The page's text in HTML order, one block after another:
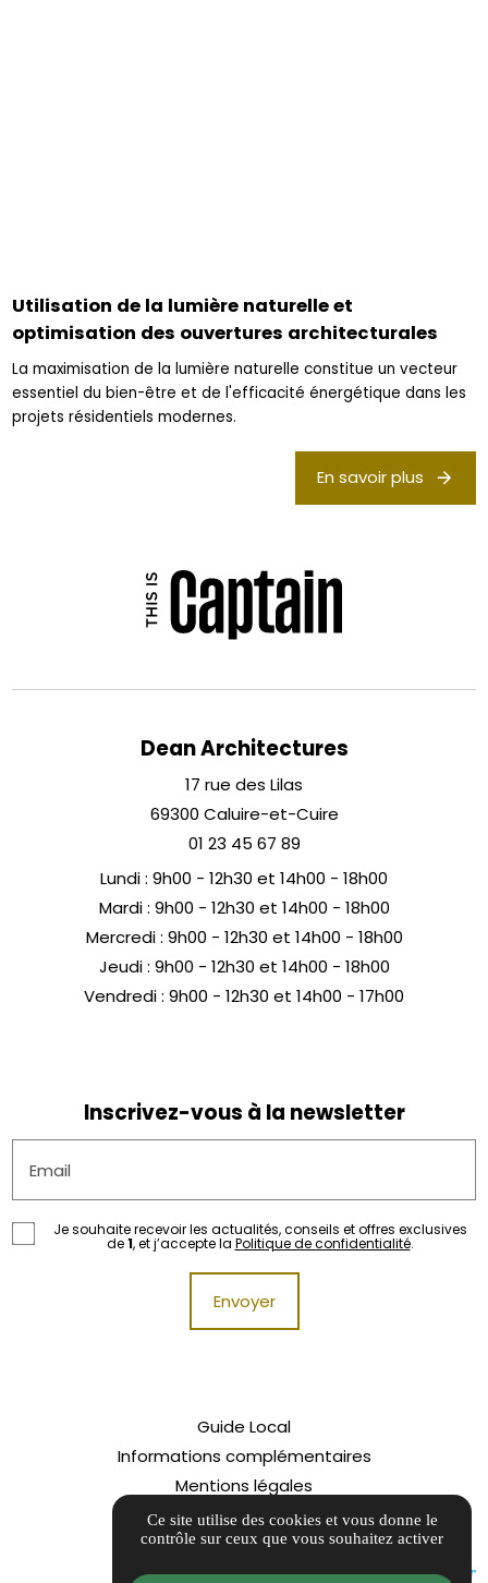
Utilisation de la lumière naturelle et
optimisation des ouvertures architecturales
La maximisation de la lumière naturelle constitue un vecteur
essentiel du bien-être et de l'efficacité énergétique dans les
projets résidentiels modernes.
En savoir plus
Dean Architectures
17 rue des Lilas
69300 Caluire-et-Cuire
01 23 45 67 89
Lundi : 9h00 - 12h30 et 14h00 - 18h00
Mardi : 9h00 - 12h30 et 14h00 - 18h00
Mercredi : 9h00 - 12h30 et 14h00 - 18h00
Jeudi : 9h00 - 12h30 et 14h00 - 18h00
Vendredi : 9h00 - 12h30 et 14h00 - 17h00
Inscrivez-vous à la newsletter
Email
Je souhaite recevoir les actualités, conseils et offres exclusives
de1, et j’accepte la Politique de confidentialité.
Guide Local
Informations complémentaires
Mentions légales
Politique de confidentialité
Gestion des cookies
Ce site utilise des cookies et vous donne le
contrôle sur ceux que vous souhaitez activer